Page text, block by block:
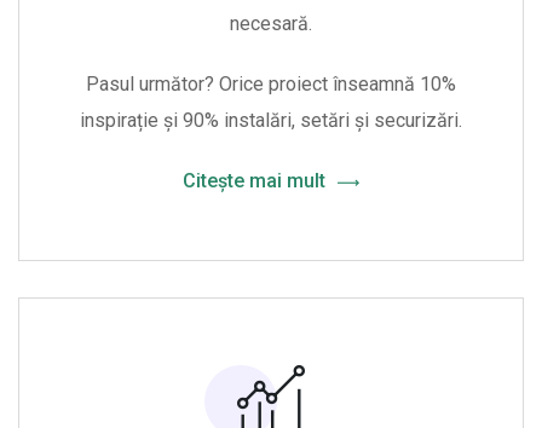
necesară.
Pasul următor? Orice proiect înseamnă 10%
inspirație și 90% instalări, setări și securizări.
Citește mai mult